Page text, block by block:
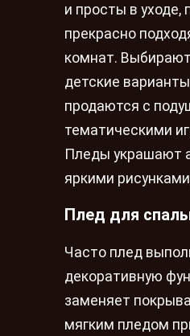
и просты в уходе,
прекрасно
комнат.
детские
продаются с
тематическими
Пледы украшают
яркими
Плед для
Часто плед
декоративную
заменяет
мягким пледом